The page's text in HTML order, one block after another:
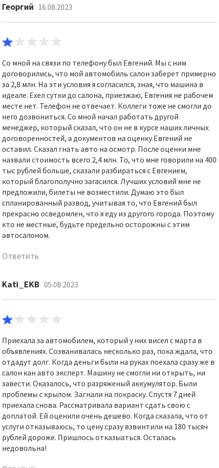
Георгий 16.08.2023
Со мной на связи по телефону был Евгений. Мы с ним
договорились, что мой автомобиль салон заберет примерно
за 2,8 млн. На эти условия я согласился, зная, что машина в
идеале. Ехел сутки до салона, приезжаю, Евгения не рабочем
месте нет. Телефон не отвечает. Коллеги тоже не смогли до
него дозвониться. Со мной начал работать другой
менеджер, который сказал, что он не в курсе наших личных
договоренностей, а документов на оценку Евгений не
оставил. Сказал гнать авто на осмотр. После оценки мне
назвали стоимость всего 2,4 млн. То, что мне говорили на 400
тыс рублей больше, сказали разбираться с Евгением,
который благополучно загасился. Лучших условий мне не
предложили, билеты не возместили. Думаю это был
спланированный развод, учитывая то, что Евгений был
прекрасно осведомлен, что я еду из другого города. Поэтому
кто не местные, будьте предельно осторожны с этим
автосалоном.
Ответить
Kati_EKB 05.08.2023
Приехала за автомобилем, который у них висел с марта в
объявлениях. Созванивалась несколько раз, пока ждала, что
отдадут долг. Когда деньги были на руках поехала сразу же в
салон кан авто эксперт. Машину не смогли ни открыть, ни
завести. Оказалось, что разряженый аккумулятор. Были
проблемы с крылом. Загнали на покраску. Спустя 7 дней
приехала снова. Рассматривала вариант сдать свою с
доплатой. Ей оценили очень дешево. Когда сказала, что от
услуги отказываюсь, то цену сразу взвинтили на 180 тысяч
рублей дороже. Пришлось отказыаться. Осталась
недовольна!